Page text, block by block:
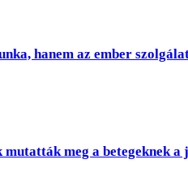
hanem az ember
meg a betegeknek a